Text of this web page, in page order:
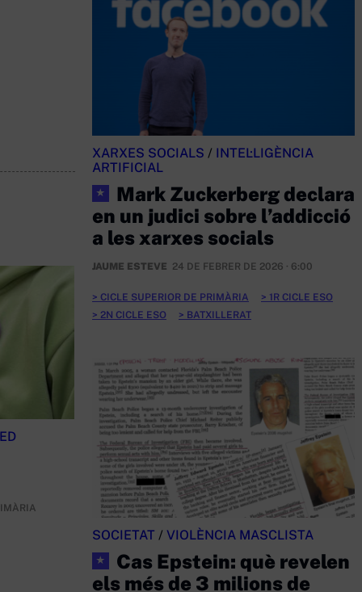
XARXES SOCIALS / INTEL·LIGÈNCIA
ARTIFICIAL
★
Mark Zuckerberg declara
en un judici sobre l’addicció
a les xarxes socials
JAUME ESTEVE 24 DE FEBRER DE 2026 · 6:00
CICLE SUPERIOR DE PRIMÀRIA
1R CICLE ESO
2N CICLE ESO
BATXILLERAT
SOCIETAT / VIOLÈNCIA MASCLISTA
★
Cas Epstein: què revelen
els més de 3 milions de